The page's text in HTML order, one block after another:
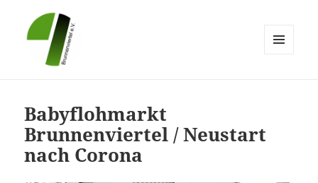
Babyflohmarkt
Brunnenviertel / Neustart
nach Corona